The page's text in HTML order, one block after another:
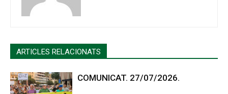
ARTICLES RELACIONATS
COMUNICAT. 27/07/2026.